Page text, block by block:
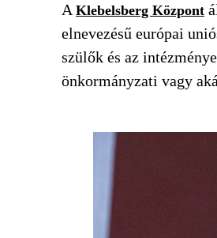
A Klebelsberg Központ
elnevezésű európai
szülők és az
önkormányzati vagy